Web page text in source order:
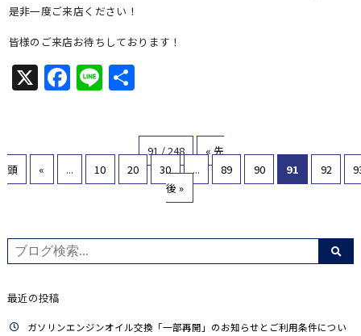
是非一度ご来店ください！
皆様のご来店お待ちしております！
X Facebook
Line共
91 / 248
« 先
頭
« ... 10 20 30 ... 89 90 91 92
後 »
最近の投稿
ガソリンエンジンオイル交換「一部再開」のお知らせとご利用条件につい